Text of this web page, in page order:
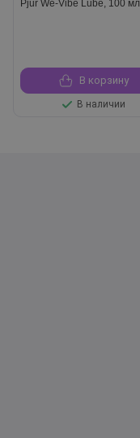
Pjur We-Vibe Lube, 100 мл
В корзину
В наличии